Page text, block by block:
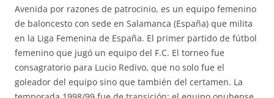
Avenida por razones de patrocinio, es un equipo femenino
de baloncesto con sede en Salamanca (España) que milita
en la Liga Femenina de España. El primer partido de fútbol
femenino que jugó un equipo del F.C. El torneo fue
consagratorio para Lucio Redivo, que no solo fue el
goleador del equipo sino que también del certamen. La